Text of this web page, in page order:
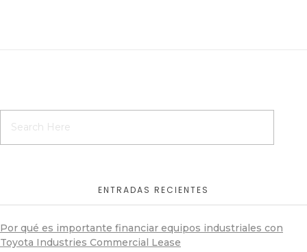
ENTRADAS RECIENTES
Por qué es importante financiar equipos industriales con
Toyota Industries Commercial Lease